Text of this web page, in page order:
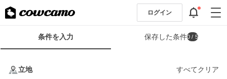
ログイン
条
条件を入力 保存した条件0 / 5
立地 すべてクリア